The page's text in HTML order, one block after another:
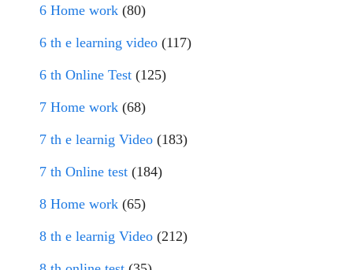
6 Home work (80)
6 th e learning video (117)
6 th Online Test (125)
7 Home work (68)
7 th e learnig Video (183)
7 th Online test (184)
8 Home work (65)
8 th e learnig Video (212)